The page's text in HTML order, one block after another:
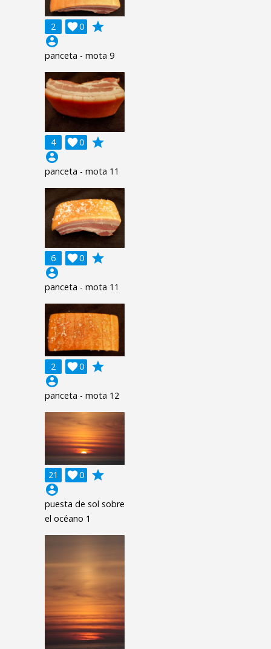
2 0

grade
account_circle
panceta - mota 9
4 0

grade
account_circle
panceta - mota 11
6 0

grade
account_circle
panceta - mota 11
2 0

grade
account_circle
panceta - mota 12
21 0

grade
account_circle
puesta de sol sobre
el océano 1